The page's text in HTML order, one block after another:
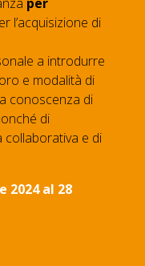
l’acquisizione di
a introdurre
e modalità di
conoscenza di
di
collaborativa e di
2024 al 28